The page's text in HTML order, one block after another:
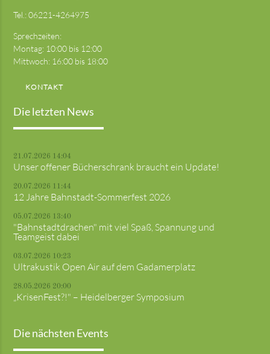
Tel.:06221-4264975
Sprechzeiten:
Montag: 10:00 bis 12:00
Mittwoch: 16:00 bis 18:00
KONTAKT
Die letzten News
21.07.2026 14:04
Unser offener Bücherschrank braucht ein Update!
20.07.2026 11:44
12 Jahre Bahnstadt-Sommerfest 2026
05.07.2026 13:40
"Bahnstadtdrachen" mit viel Spaß, Spannung und
Teamgeist dabei
03.07.2026 10:23
Ultrakustik Open Air auf dem Gadamerplatz
28.05.2026 20:00
„KrisenFest?!" – Heidelberger Symposium
Die nächsten Events